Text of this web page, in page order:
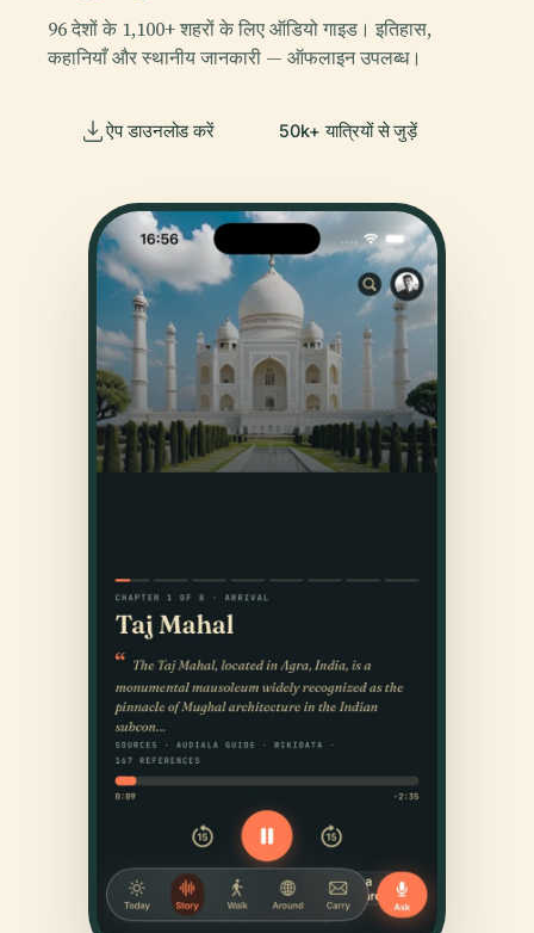
96 देशों के 1,100+ शहरों के लिए ऑडियो गाइड। इतिहास,
कहानियाँ और स्थानीय जानकारी — ऑफलाइन उपलब्ध।
ऐप डाउनलोड करें 50k+ यात्रियों से जुड़ें